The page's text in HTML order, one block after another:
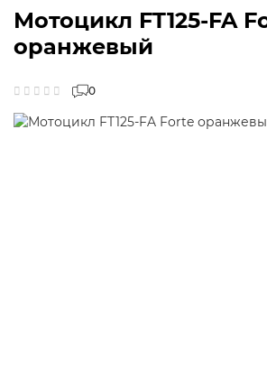
Мотоцикл FT125-FA
оранжевый
0